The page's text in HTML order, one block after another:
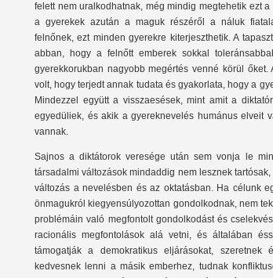
felett nem uralkodhatnak, még mindig megtehetik ezt
a gyerekek azután a maguk részéről a náluk
felnőnek, ezt minden gyerekre kiterjeszthetik. A
abban, hogy a felnőtt emberek sokkal
gyerekkorukban nagyobb megértés venné körül
volt, hogy terjedt annak tudata és gyakorlata, hogy a
Mindezzel együtt a visszaesések, mint amit a
egyedüliek, és akik a gyereknevelés humánus elveit
vannak.
Sajnos a diktátorok veresége után sem vonja le
társadalmi változások mindaddig nem lesznek
változás a nevelésben és az oktatásban. Ha célunk
önmagukról kiegyensúlyozottan gondolkodnak, nem
problémáin való megfontolt gondolkodást és
racionális megfontolások alá vetni, és általában
támogatják a demokratikus eljárásokat, szeretnek
kedvesnek lenni a másik emberhez, tudnak